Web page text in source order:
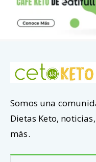
Somos una
Dietas Keto,
más.